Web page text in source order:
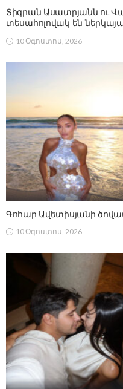
Տիգրան Ասատրյանն ու
տեսահոլովակ են
10 Օգոստոս, 2026
Գոհար Ավետիսյանի
10 Օգոստոս, 2026